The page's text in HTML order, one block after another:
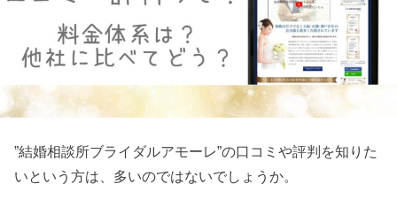
”結婚相談所ブライダルアモーレ”の口コミや評判を知りた
いという方は、多いのではないでしょうか。